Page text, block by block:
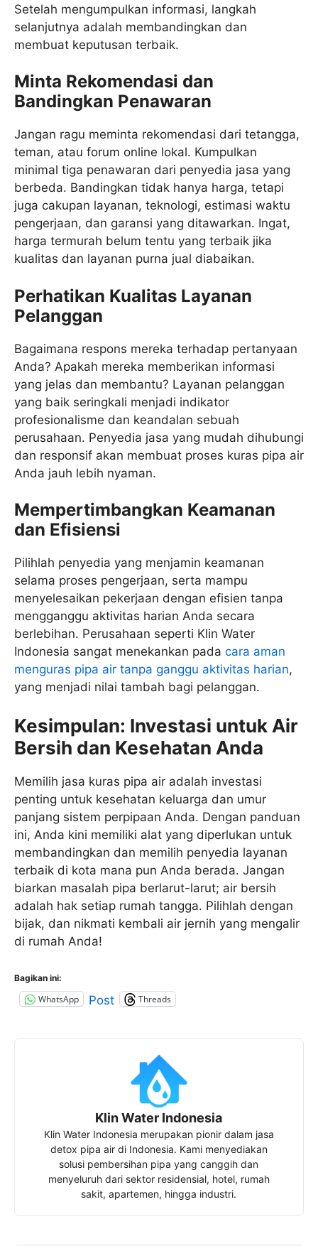
Setelah mengumpulkan informasi, langkah
selanjutnya adalah membandingkan dan
membuat keputusan terbaik.
Minta Rekomendasi dan
Bandingkan Penawaran
Jangan ragu meminta rekomendasi dari tetangga,
teman, atau forum online lokal. Kumpulkan
minimal tiga penawaran dari penyedia jasa yang
berbeda. Bandingkan tidak hanya harga, tetapi
juga cakupan layanan, teknologi, estimasi waktu
pengerjaan, dan garansi yang ditawarkan. Ingat,
harga termurah belum tentu yang terbaik jika
kualitas dan layanan purna jual diabaikan.
Perhatikan Kualitas Layanan
Pelanggan
Bagaimana respons mereka terhadap pertanyaan
Anda? Apakah mereka memberikan informasi
yang jelas dan membantu? Layanan pelanggan
yang baik seringkali menjadi indikator
profesionalisme dan keandalan sebuah
perusahaan. Penyedia jasa yang mudah dihubungi
dan responsif akan membuat proses kuras pipa air
Anda jauh lebih nyaman.
Mempertimbangkan Keamanan
dan Efisiensi
Pilihlah penyedia yang menjamin keamanan
selama proses pengerjaan, serta mampu
menyelesaikan pekerjaan dengan efisien tanpa
mengganggu aktivitas harian Anda secara
berlebihan. Perusahaan seperti Klin Water
Indonesia sangat menekankan pada cara aman
menguras pipa air tanpa ganggu aktivitas harian,
yang menjadi nilai tambah bagi pelanggan.
Kesimpulan: Investasi untuk Air
Bersih dan Kesehatan Anda
Memilih jasa kuras pipa air adalah investasi
penting untuk kesehatan keluarga dan umur
panjang sistem perpipaan Anda. Dengan panduan
ini, Anda kini memiliki alat yang diperlukan untuk
membandingkan dan memilih penyedia layanan
terbaik di kota mana pun Anda berada. Jangan
biarkan masalah pipa berlarut-larut; air bersih
adalah hak setiap rumah tangga. Pilihlah dengan
bijak, dan nikmati kembali air jernih yang mengalir
di rumah Anda!
Bagikan ini:
WhatsApp Post Threads
Klin Water Indonesia
Klin Water Indonesia merupakan pionir dalam jasa
detox pipa air di Indonesia. Kami menyediakan
solusi pembersihan pipa yang canggih dan
menyeluruh dari sektor residensial, hotel, rumah
sakit, apartemen, hingga industri.